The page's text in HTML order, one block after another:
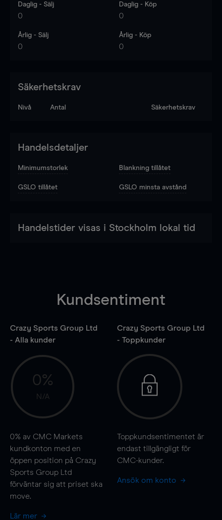
Daglig - Sälj
0
Daglig - Köp
0
Årlig - Sälj
0
Årlig - Köp
0
Säkerhetskrav
Nivå Antal Säkerhetskrav
Handelsdetaljer
Minimumstorlek Blankning tillåtet
GSLO tillåtet GSLO minsta avstånd
Handelstider visas i Stockholm lokal tid
Kundsentiment
Crazy Sports Group Ltd
- Alla kunder
0%
N/A
0% av CMC Markets
kundkonton med en
öppen position på Crazy
Sports Group Ltd
förväntar sig att priset ska
move.
Lär mer
Crazy Sports Group Ltd
- Toppkunder
Toppkundsentimentet är
endast tillgängligt för
CMC-kunder.
Ansök om konto